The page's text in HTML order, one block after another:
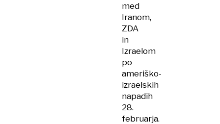
med
Iranom,
ZDA
in
Izraelom
po
ameriško-
izraelskih
napadih
28.
februarja.